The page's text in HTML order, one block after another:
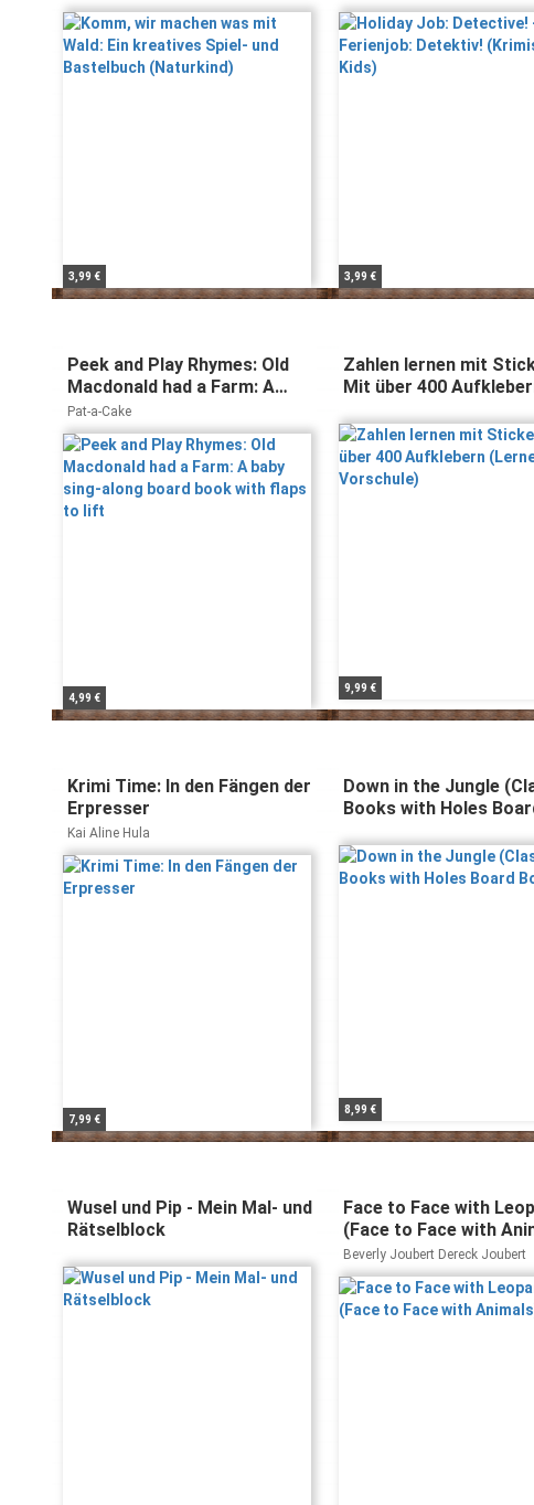
3,99 € 3,99 €
Peek and Play Rhymes: Old
Macdonald had a Farm: A
baby sing-along board book
with flaps to lift
Pat-a-Cake
4,99 €
Zahlen lernen mit
Mit über 400
9,99 €
Krimi Time: In den Fängen der
Erpresser
Kai Aline Hula
7,99 €
Down in the Jungle
Books with Holes
8,99 €
Wusel und Pip - Mein Mal- und
Rätselblock
Face to Face with
(Face to Face with
Beverly Joubert Dereck Joubert